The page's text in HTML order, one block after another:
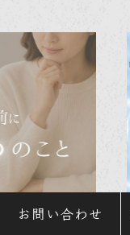
お問い合わせ